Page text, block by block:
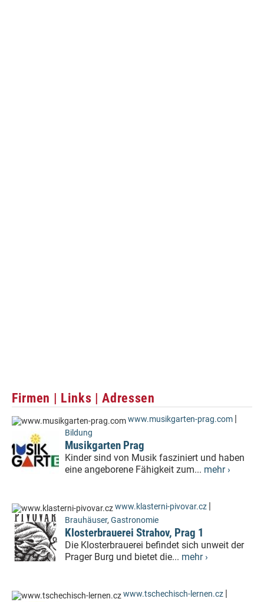
Firmen | Links | Adressen
www.musikgarten-prag.com |
Bildung
Musikgarten Prag
Kinder sind von Musik fasziniert und haben
eine angeborene Fähigkeit zum... mehr ›
www.klasterni-pivovar.cz |
Brauhäuser, Gastronomie
Klosterbrauerei Strahov, Prag 1
Die Klosterbrauerei befindet sich unweit der
Prager Burg und bietet die... mehr ›
www.tschechisch-lernen.cz |